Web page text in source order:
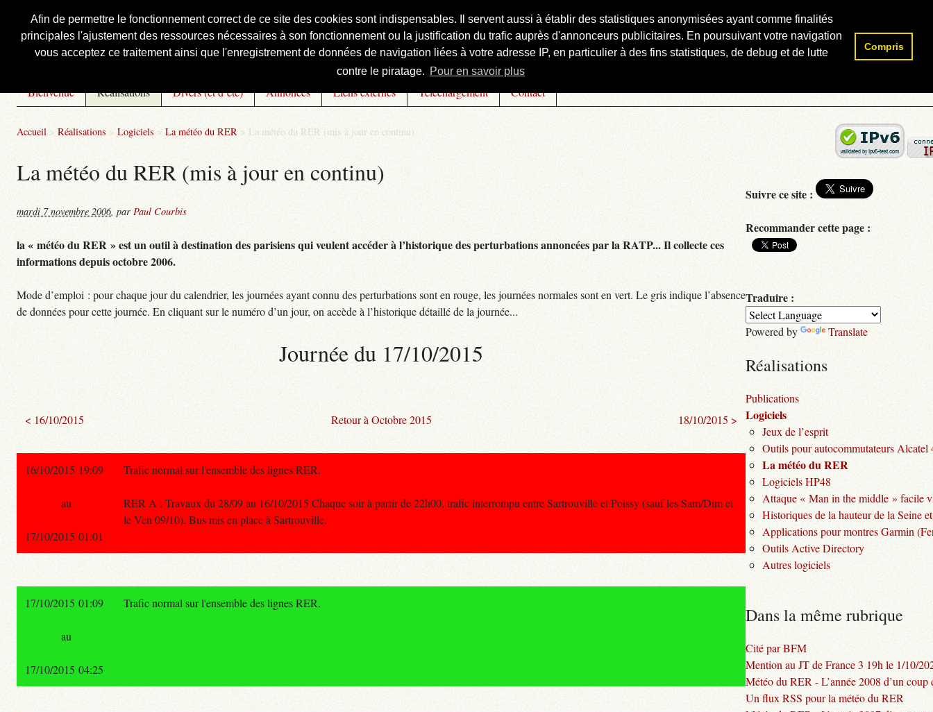
Afin de permettre le fonctionnement correct de ce site des cookies sont indispensables. Il servent aussi à établir des statistiques anonymisées ayant comme finalités
principales l'ajustement des ressources nécessaires à son fonctionnement ou la justification du trafic auprès d'annonceurs publicitaires. En poursuivant votre navigation
vous acceptez ce traitement ainsi que l'enregistrement de données de navigation liées à votre adresse IP, en particulier à des fins statistiques, de debug et de lutte
contre le piratage. Pour en savoir plus
Compris
Courbis, « LE » Blog Officiel
Bienvenue Réalisations Divers (et d’été) Annonces Liens externes Téléchargement Contact
Accueil > Réalisations > Logiciels > La météo du RER > La météo du RER (mis à jour en continu)
La météo du RER (mis à jour en continu)
mardi 7 novembre 2006, par Paul Courbis
la « météo du RER » est un outil à destination des parisiens qui veulent accéder à l’historique des perturbations annoncées par la RATP... Il collecte ces
informations depuis octobre 2006.
Mode d’emploi : pour chaque jour du calendrier, les journées ayant connu des perturbations sont en rouge, les journées normales sont en vert. Le gris indique l’absence
de données pour cette journée. En cliquant sur le numéro d’un jour, on accède à l’historique détaillé de la journée...
Journée du 17/10/2015
< 16/10/2015 Retour à Octobre 2015 18/10/2015 >
16/10/2015 19:09 Trafic normal sur l'ensemble des lignes RER.
RER A : Travaux du 28/09 au 16/10/2015 Chaque soir à partir de 22h00, trafic interrompu entre Sartrouville et Poissy (sauf les Sam/Dim et
le Ven 09/10). Bus mis en place à Sartrouville.
au
17/10/2015 01:01
17/10/2015 01:09 Trafic normal sur l'ensemble des lignes RER.
au
17/10/2015 04:25
Rechercher :
Suivre ce site :
Recommander cette page :
Traduire :
Powered by Translate
Réalisations
Publications
Logiciels
Jeux de l’esprit
Outils pour autocommutateurs Alcatel
La météo du RER
Logiciels HP48
Attaque « Man in the middle » facile
Historiques de la hauteur de la Seine
Applications pour montres Garmin
Outils Active Directory
Autres logiciels
Dans la même rubrique
Cité par BFM
Mention au JT de France 3 19h le 1/10/
Météo du RER - L’année 2008 d’un coup
Un flux RSS pour la météo du RER